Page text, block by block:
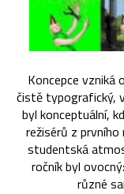
Koncepce vzniká
čistě typografický,
byl konceptuální,
režisérů z
studentská
ročník byl
různé